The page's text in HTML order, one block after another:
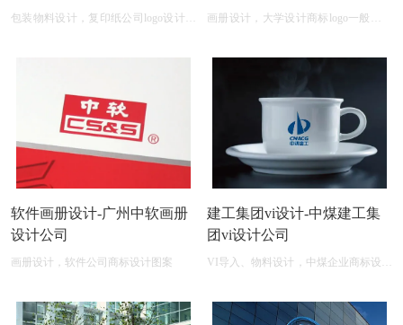
包装物料设计，复印纸公司logo设计大
画册设计，大学设计商标logo一般多少
软件画册设计-广州中软画册
设计公司
画册设计，软件公司商标设计图案
建工集团vi设计-中煤建工集
团vi设计公司
VI导入、物料设计，中煤企业商标设计